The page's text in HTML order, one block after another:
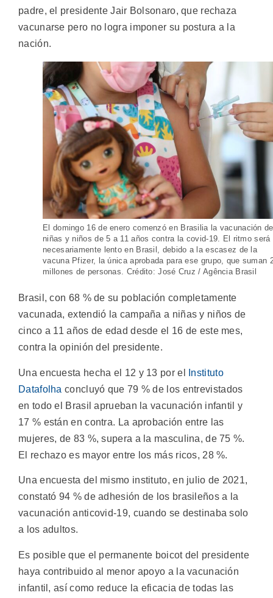
padre, el presidente Jair Bolsonaro, que rechaza
vacunarse pero no logra imponer su postura a la
nación.
El domingo 16 de enero comenzó en Brasilia la vacunación de
niñas y niños de 5 a 11 años contra la covid-19. El ritmo será
necesariamente lento en Brasil, debido a la escasez de la
vacuna Pfizer, la única aprobada para ese grupo, que suman
millones de personas. Crédito: José Cruz / Agência Brasil
Brasil, con 68 % de su población completamente
vacunada, extendió la campaña a niñas y niños de
cinco a 11 años de edad desde el 16 de este mes,
contra la opinión del presidente.
Una encuesta hecha el 12 y 13 por el
Instituto
Datafolha concluyó que 79 % de los entrevistados
en todo el Brasil aprueban la vacunación infantil y
17 % están en contra. La aprobación entre las
mujeres, de 83 %, supera a la masculina, de 75 %.
El rechazo es mayor entre los más ricos, 28 %.
Una encuesta del mismo instituto, en julio de 2021,
constató 94 % de adhesión de los brasileños a la
vacunación anticovid-19, cuando se destinaba solo
a los adultos.
Es posible que el permanente boicot del presidente
haya contribuido al menor apoyo a la vacunación
infantil, así como reduce la eficacia de todas las